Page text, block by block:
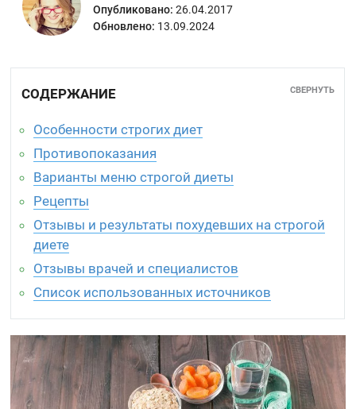
Опубликовано: 26.04.2017
Обновлено: 13.09.2024
СОДЕРЖАНИЕ СВЕРНУТЬ
Особенности строгих диет
Противопоказания
Варианты меню строгой диеты
Рецепты
Отзывы и результаты похудевших на строгой
диете
Отзывы врачей и специалистов
Список использованных источников